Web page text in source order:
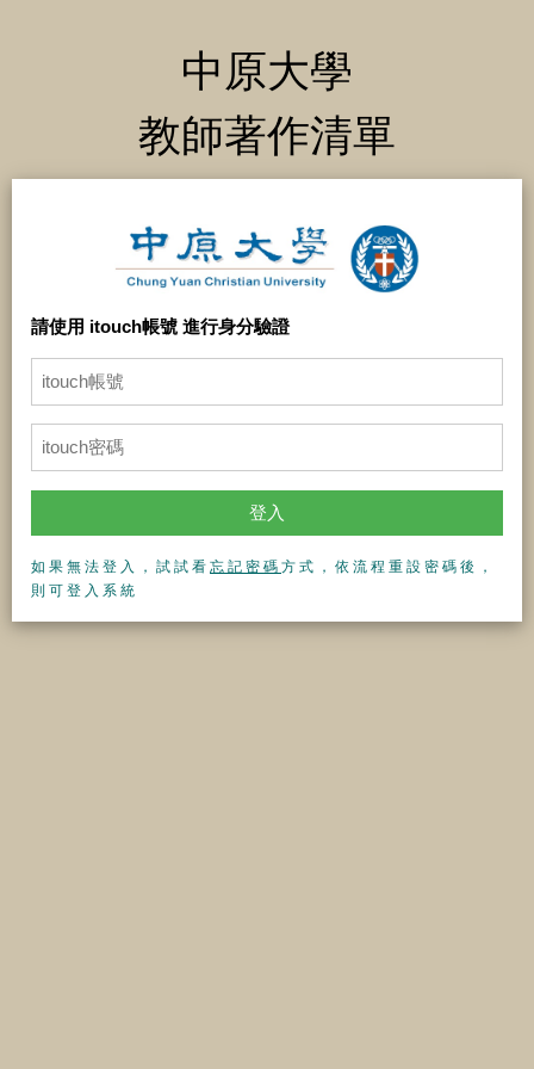
中原大學
教師著作清單
請使用 itouch帳號 進行身分驗證
登入
如果無法登入，試試看 忘記密碼 方式，依流程重設密碼後，
則可登入系統